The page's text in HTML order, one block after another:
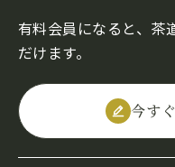
有料会員になると、茶
だけます。
今す